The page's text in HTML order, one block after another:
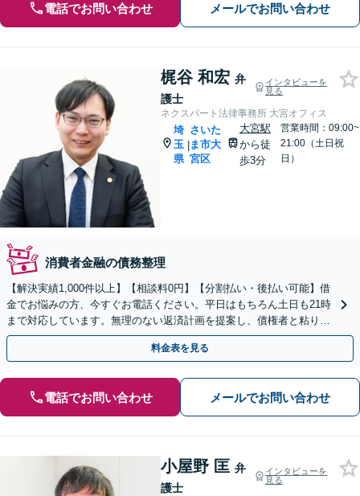
電話でお問い合わせ メールでお問い合わせ
梶谷 和宏 弁
護士
インタビューを
見る
ネクスパート法律事務所 大宮オフィス
埼
玉
県
|
さいた
ま市大
宮区
大宮駅
から徒
歩3分
営業時間：09:00~
21:00（土日祝
日）
消費者金融の債務整理
【解決実績1,000件以上】【相談料0円】【分割払い・後払い可能】借
金でお悩みの方、今すぐお電話ください。平日はもちろん土日も21時
まで対応しています。無理のない返済計画を提案し、債権者と粘り強
く交渉いたします。
料金表を見る
電話でお問い合わせ メールでお問い合わせ
小屋野 匡 弁
護士
インタビューを
見る